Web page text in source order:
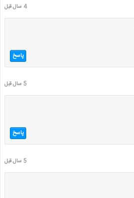
4 سال قبل
پاسخ
5 سال قبل
پاسخ
5 سال قبل